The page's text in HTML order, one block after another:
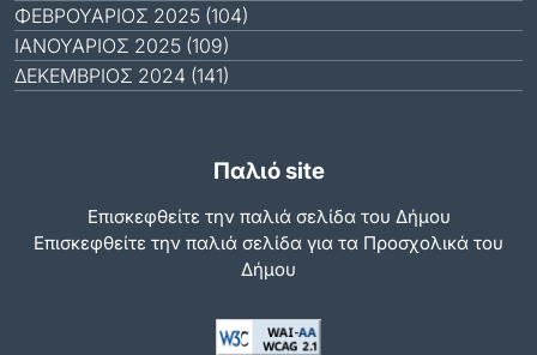
ΦΕΒΡΟΥΆΡΙΟΣ 2025 (104)
ΙΑΝΟΥΆΡΙΟΣ 2025 (109)
ΔΕΚΈΜΒΡΙΟΣ 2024 (141)
Παλιό site
Επισκεφθείτε την παλιά σελίδα του Δήμου
Eπισκεφθείτε την παλιά σελίδα για τα Προσχολικά του
Δήμου